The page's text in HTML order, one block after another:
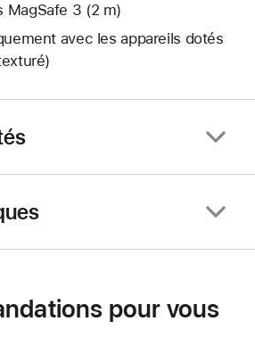
MagSafe 3 (2 m)
avec les appareils dotés
pour vous